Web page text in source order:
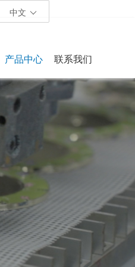
中文
产品中心 联系我们